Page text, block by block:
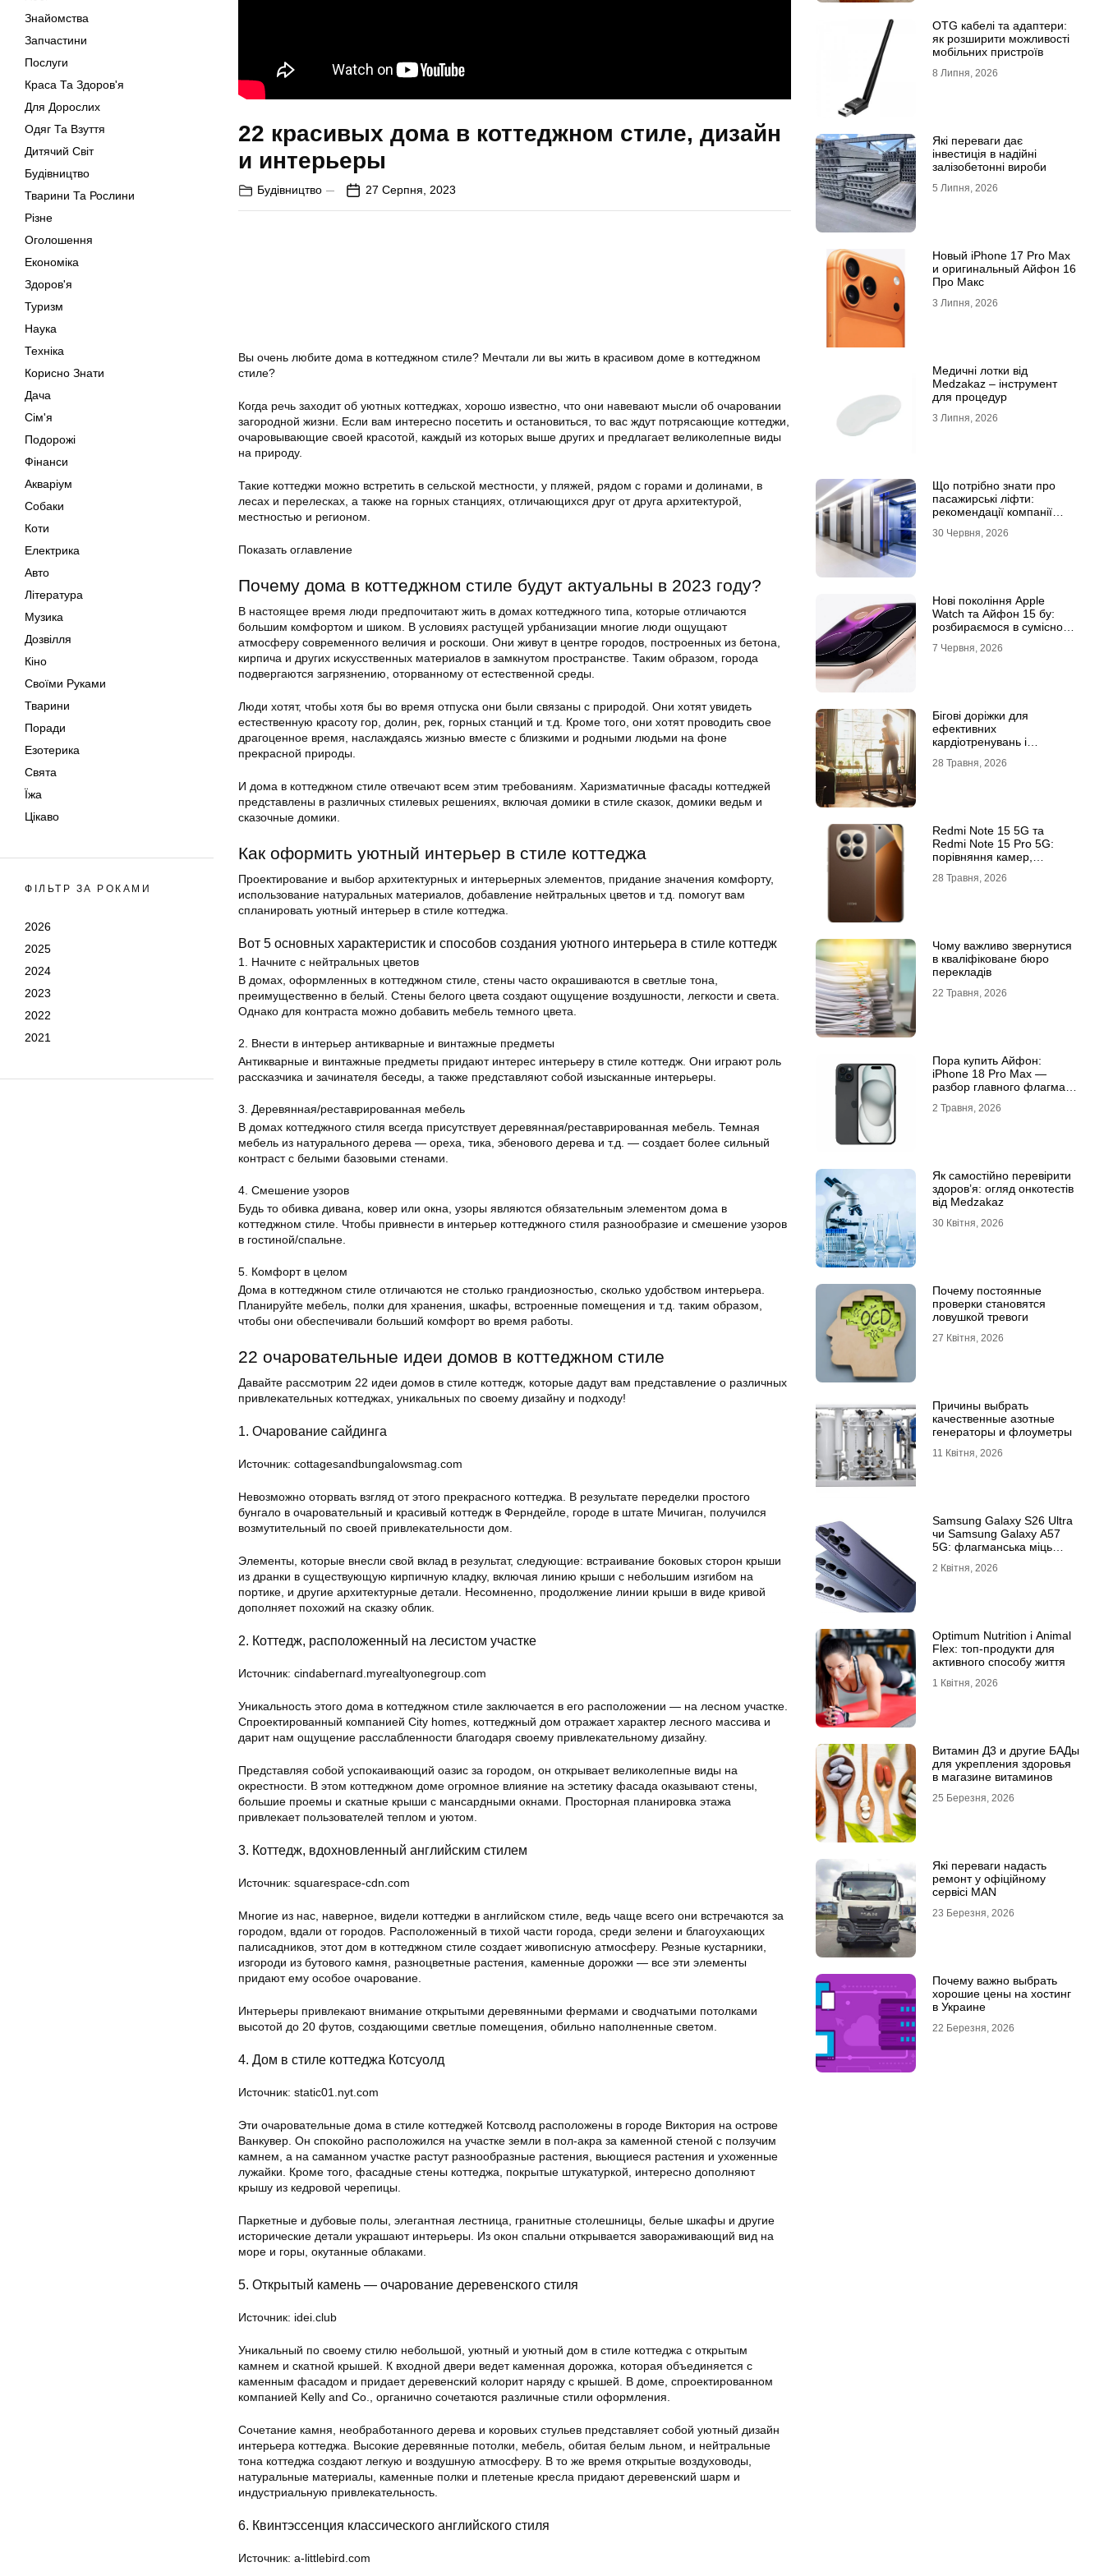
Знайомства
Запчастини
Послуги
Краса Та Здоров'я
Для Дорослих
Одяг Та Взуття
Дитячий Світ
Будівництво
Тварини Та Рослини
Різне
Оголошення
Економіка
Здоров'я
Туризм
Наука
Техніка
Корисно Знати
Дача
Сім'я
Подорожі
Фінанси
Акваріум
Собаки
Коти
Електрика
Авто
Література
Музика
Дозвілля
Кіно
Своїми Руками
Тварини
Поради
Езотерика
Свята
Їжа
Цікаво
ФІЛЬТР ЗА РОКАМИ
2026
2025
2024
2023
2022
2021
22 красивых дома в коттеджном стиле, дизайн
и интерьеры
Будівництво 27 Серпня, 2023
Вы очень любите дома в коттеджном стиле? Мечтали ли вы жить в красивом доме в коттеджном
стиле?
Когда речь заходит об уютных коттеджах, хорошо известно, что они навевают мысли об очаровании
загородной жизни. Если вам интересно посетить и остановиться, то вас ждут потрясающие коттеджи,
очаровывающие своей красотой, каждый из которых выше других и предлагает великолепные виды
на природу.
Такие коттеджи можно встретить в сельской местности, у пляжей, рядом с горами и долинами, в
лесах и перелесках, а также на горных станциях, отличающихся друг от друга архитектурой,
местностью и регионом.
Показать оглавление
Почему дома в коттеджном стиле будут актуальны в 2023 году?
В настоящее время люди предпочитают жить в домах коттеджного типа, которые отличаются
большим комфортом и шиком. В условиях растущей урбанизации многие люди ощущают
атмосферу современного величия и роскоши. Они живут в центре городов, построенных из бетона,
кирпича и других искусственных материалов в замкнутом пространстве. Таким образом, города
подвергаются загрязнению, оторванному от естественной среды.
Люди хотят, чтобы хотя бы во время отпуска они были связаны с природой. Они хотят увидеть
естественную красоту гор, долин, рек, горных станций и т.д. Кроме того, они хотят проводить свое
драгоценное время, наслаждаясь жизнью вместе с близкими и родными людьми на фоне
прекрасной природы.
И дома в коттеджном стиле отвечают всем этим требованиям. Харизматичные фасады коттеджей
представлены в различных стилевых решениях, включая домики в стиле сказок, домики ведьм и
сказочные домики.
Как оформить уютный интерьер в стиле коттеджа
Проектирование и выбор архитектурных и интерьерных элементов, придание значения комфорту,
использование натуральных материалов, добавление нейтральных цветов и т.д. помогут вам
спланировать уютный интерьер в стиле коттеджа.
Вот 5 основных характеристик и способов создания уютного интерьера в стиле коттедж
1. Начните с нейтральных цветов
В домах, оформленных в коттеджном стиле, стены часто окрашиваются в светлые тона,
преимущественно в белый. Стены белого цвета создают ощущение воздушности, легкости и света.
Однако для контраста можно добавить мебель темного цвета.
2. Внести в интерьер антикварные и винтажные предметы
Антикварные и винтажные предметы придают интерес интерьеру в стиле коттедж. Они играют роль
рассказчика и зачинателя беседы, а также представляют собой изысканные интерьеры.
3. Деревянная/реставрированная мебель
В домах коттеджного стиля всегда присутствует деревянная/реставрированная мебель. Темная
мебель из натурального дерева — ореха, тика, эбенового дерева и т.д. — создает более сильный
контраст с белыми базовыми стенами.
4. Смешение узоров
Будь то обивка дивана, ковер или окна, узоры являются обязательным элементом дома в
коттеджном стиле. Чтобы привнести в интерьер коттеджного стиля разнообразие и смешение узоров
в гостиной/спальне.
5. Комфорт в целом
Дома в коттеджном стиле отличаются не столько грандиозностью, сколько удобством интерьера.
Планируйте мебель, полки для хранения, шкафы, встроенные помещения и т.д. таким образом,
чтобы они обеспечивали больший комфорт во время работы.
22 очаровательные идеи домов в коттеджном стиле
Давайте рассмотрим 22 идеи домов в стиле коттедж, которые дадут вам представление о различных
привлекательных коттеджах, уникальных по своему дизайну и подходу!
1. Очарование сайдинга
Источник: cottagesandbungalowsmag.com
Невозможно оторвать взгляд от этого прекрасного коттеджа. В результате переделки простого
бунгало в очаровательный и красивый коттедж в Ферндейле, городе в штате Мичиган, получился
возмутительный по своей привлекательности дом.
Элементы, которые внесли свой вклад в результат, следующие: встраивание боковых сторон крыши
из дранки в существующую кирпичную кладку, включая линию крыши с небольшим изгибом на
портике, и другие архитектурные детали. Несомненно, продолжение линии крыши в виде кривой
дополняет похожий на сказку облик.
2. Коттедж, расположенный на лесистом участке
Источник: cindabernard.myrealtyonegroup.com
Уникальность этого дома в коттеджном стиле заключается в его расположении — на лесном участке.
Спроектированный компанией City homes, коттеджный дом отражает характер лесного массива и
дарит нам ощущение расслабленности благодаря своему привлекательному дизайну.
Представляя собой успокаивающий оазис за городом, он открывает великолепные виды на
окрестности. В этом коттеджном доме огромное влияние на эстетику фасада оказывают стены,
большие проемы и скатные крыши с мансардными окнами. Просторная планировка этажа
привлекает пользователей теплом и уютом.
3. Коттедж, вдохновленный английским стилем
Источник: squarespace-cdn.com
Многие из нас, наверное, видели коттеджи в английском стиле, ведь чаще всего они встречаются за
городом, вдали от городов. Расположенный в тихой части города, среди зелени и благоухающих
палисадников, этот дом в коттеджном стиле создает живописную атмосферу. Резные кустарники,
изгороди из бутового камня, разноцветные растения, каменные дорожки — все эти элементы
придают ему особое очарование.
Интерьеры привлекают внимание открытыми деревянными фермами и сводчатыми потолками
высотой до 20 футов, создающими светлые помещения, обильно наполненные светом.
4. Дом в стиле коттеджа Котсуолд
Источник: static01.nyt.com
Эти очаровательные дома в стиле коттеджей Котсволд расположены в городе Виктория на острове
Ванкувер. Он спокойно расположился на участке земли в пол-акра за каменной стеной с ползучим
камнем, а на саманном участке растут разнообразные растения, вьющиеся растения и ухоженные
лужайки. Кроме того, фасадные стены коттеджа, покрытые штукатуркой, интересно дополняют
крышу из кедровой черепицы.
Паркетные и дубовые полы, элегантная лестница, гранитные столешницы, белые шкафы и другие
исторические детали украшают интерьеры. Из окон спальни открывается завораживающий вид на
море и горы, окутанные облаками.
5. Открытый камень — очарование деревенского стиля
Источник: idei.club
Уникальный по своему стилю небольшой, уютный и уютный дом в стиле коттеджа с открытым
камнем и скатной крышей. К входной двери ведет каменная дорожка, которая объединяется с
каменным фасадом и придает деревенский колорит наряду с крышей. В доме, спроектированном
компанией Kelly and Co., органично сочетаются различные стили оформления.
Сочетание камня, необработанного дерева и коровьих стульев представляет собой уютный дизайн
интерьера коттеджа. Высокие деревянные потолки, мебель, обитая белым льном, и нейтральные
тона коттеджа создают легкую и воздушную атмосферу. В то же время открытые воздуховоды,
натуральные материалы, каменные полки и плетеные кресла придают деревенский шарм и
индустриальную привлекательность.
6. Квинтэссенция классического английского стиля
Источник: a-littlebird.com
OTG кабелі та адаптери:
як розширити можливості
мобільних пристроїв
8 Липня, 2026
Які переваги дає
інвестиція в надійні
залізобетонні вироби
5 Липня, 2026
Новый iPhone 17 Pro Max
и оригинальный Айфон 16
Про Макс
3 Липня, 2026
Медичні лотки від
Medzakaz – інструмент
для процедур
3 Липня, 2026
Що потрібно знати про
пасажирські ліфти:
рекомендації компанії
30 Червня, 2026
Нові покоління Apple
Watch та Айфон 15 бу:
розбираємося в сумісності
екосистеми
7 Червня, 2026
Бігові доріжки для
ефективних
кардіотренувань і
способу життя
28 Травня, 2026
Redmi Note 15 5G та
Redmi Note 15 Pro 5G:
порівняння камер,
продуктивності
28 Травня, 2026
Чому важливо звернутися
в кваліфіковане бюро
перекладів
22 Травня, 2026
Пора купить Айфон:
iPhone 18 Pro Max —
разбор главного флагмана
2 Травня, 2026
Як самостійно перевірити
здоров’я: огляд онкотестів
від Medzakaz
30 Квітня, 2026
Почему постоянные
проверки становятся
ловушкой тревоги
27 Квітня, 2026
Причины выбрать
качественные азотные
генераторы и флоуметры
11 Квітня, 2026
Samsung Galaxy S26 Ultra
чи Samsung Galaxy A57
5G: флагманська міць
2 Квітня, 2026
Optimum Nutrition і Animal
Flex: топ-продукти для
активного способу життя
1 Квітня, 2026
Витамин Д3 и другие БАДы
для укрепления здоровья
в магазине витаминов
25 Березня, 2026
Які переваги надасть
ремонт у офіційному
сервісі MAN
23 Березня, 2026
Почему важно выбрать
хорошие цены на хостинг
в Украине
22 Березня, 2026